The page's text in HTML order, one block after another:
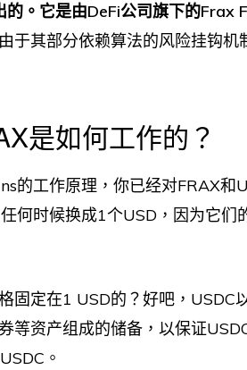
。它是由DeFi公司旗下的Frax
于其部分依赖算法的风险挂钩
是如何工作的？
的工作原理，你已经对FRAX和
何时候换成1个USD，因为它们
固定在1 USD的？好吧，USDC
等资产组成的储备，以保证
。